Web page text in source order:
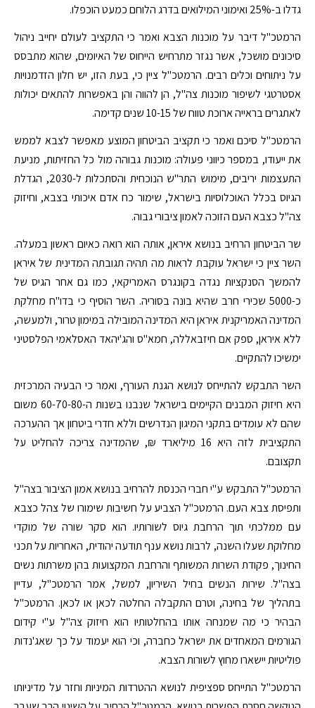
גדלו ב-25% ואימוני המילואים בדרג הלוחם כמעט הוכפלו.
הרמטכ"ל דיבר על מוכנות הצבא ואמר כי התקציב לעולם יחייב ניהול
סיכונים מושכל, אשר נגזר מתרחיש הייחוס של האיומים, שהוא מתבסס
על ניתוחים וכלים רבים. הרמטכ"ל ציין כי, בעת הזו, יש חלון הזדמנויות
אסטרטגי לשיפור מוכנות צה"ל, הן להווה והן באפשרות להתאים יכולות
לאתגרים בראייה ארוכת טווח של 10-15 שנים קדימה.
הרמטכ"ל סיכם ואמר כי תקציב הביטחון המוצע מאפשר לצבא לממש
את ייעודו, במספר כיווני פעולה: מוכנות גבוהה מול כל החזיתות, מניעת
התעצמות יריבים, מימוש התר"ש הנוכחית והסתכלות ל-2030, הגדלת
הגיוס בכלל האוכלוסיות בישראל, שימור כח אדם איכותי בצבא, וחיזוק
צה"ל כצבא העם הזוכה לאמון ציבורי גבוה.
שר הביטחון הרחיב בנושא איראן, אותה הוא רואה כאיום ראשון במעלה.
השר ציין כי ישראל עוקבת לראות מה תהיה תגובתה המדינית של איראן
להמשך הסנקציות נגדה בקונגרס האמריקאי, כמו גם אחר הגיס של
כ-5000 שכירי חרב שהיא בונה בסוריה. השר הוסיף כי בדו"ח מחלקת
המדינה האמריקנית איראן היא המדינה המובילה במימון טרור, ולמעשה,
ללא איראן, ספק אם חיזבאללה, חמא"ס והג'יהאד האסלאמי הפלסטיני
ימשיכו להתקיים.
השר התבקש להתייחס לנושא הגנת העורף, ואמר כי הבעיה המרכזית
היא חיזוק המבנים הקיימים בישראל שנבנו בשנות ה-60-70-80 משום
שהם לא עומדים בתקני המיגון הנדרשים וללא חדרי ביטחון אך ההערכה
התקציבית לזה היא 16 מיליארד ₪, שהמדינה צריכה להחליט על
תקצובם.
הרמטכ"ל התבקש ע"י חברי הכנסת להרחיב בנושא אמון הציבור בצה"ל
ותפיסת צבא העם. הרמטכ"ל הצביע על חשיבות שימורו של צהל כצבא
עם ממלכתי תוך הרחבת גיוס לשורותיו. הוא סקר שורה של מוקדי
מחלוקת שעלו השנה, לרבות נושא ענף תודעה יהודית, האחריות על תכני
החינוך, פקודת השרות המשותף והרחבת המקצועות בהן משרתות נשים
בצה"ל. שירות הנשים בחיל השיריון, למשל, אמר הרמטכ"ל, עדיין
בתהליך של בחינה, וטרם התקבלה החלטה לכאן או לכאן. הרמטכ"ל
הבהיר כי מה שמנחה אותו בהחלטותיו הוא חיזוק צה"ל ע"י קידום
הגורמים המאחדים את ישראל כחברה, וכי הוא יעמוד על כך שאג'נדות
פוליטיות יישארו מחוץ לשורות הצבא.
הרמטכ"ל התייחס ספציפית לנושא ההטרדות המיניות וחזר על מדיניותו